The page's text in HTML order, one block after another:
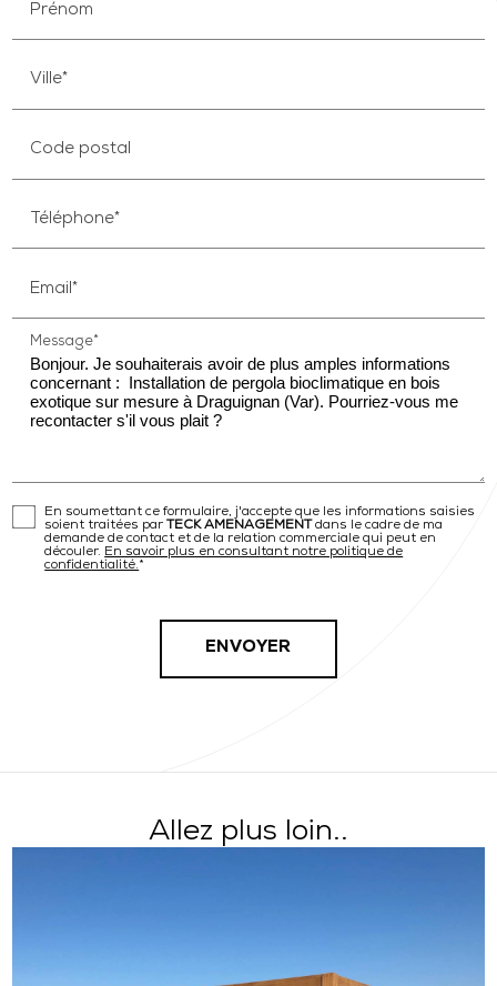
Prénom
Ville*
Code postal
Téléphone*
Email*
Message*
En soumettant ce formulaire, j'accepte que les informations saisies
soient traitées parTECK AMENAGEMENTdans le cadre de ma
demande de contact et de la relation commerciale qui peut en
découler. En savoir plus en consultant notre politique de
confidentialité.*
Allez plus loin..